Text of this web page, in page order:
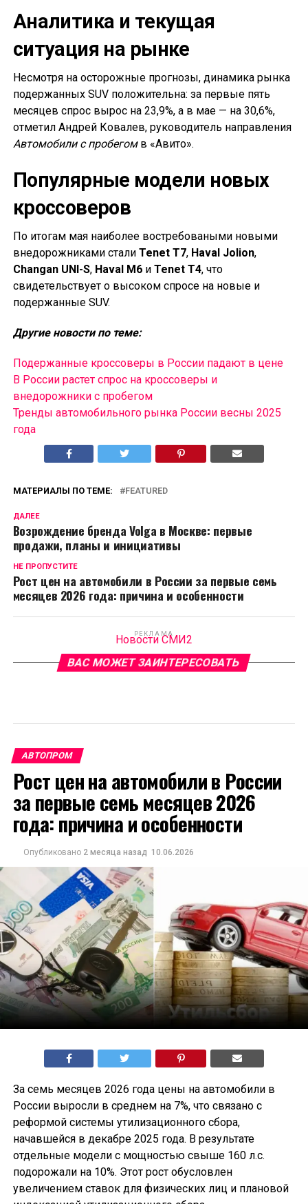
Аналитика и текущая
ситуация на рынке
Несмотря на осторожные прогнозы, динамика рынка
подержанных SUV положительна: за первые пять
месяцев спрос вырос на 23,9%, а в мае — на 30,6%,
отметил Андрей Ковалев, руководитель направления
Автомобили с пробегомв «Авито».
Популярные модели новых
кроссоверов
По итогам мая наиболее востребоваными новыми
внедорожниками стали Tenet T7, Haval Jolion,
Changan UNI-S, Haval M6и Tenet T4, что
свидетельствует о высоком спросе на новые и
подержанные SUV.
Другие новости по теме:
Подержанные кроссоверы в России падают в цене
В России растет спрос на кроссоверы и
внедорожники с пробегом
Тренды автомобильного рынка России весны 2025
года
МАТЕРИАЛЫ ПО ТЕМЕ: FEATURED
ДАЛЕЕ
Возрождение бренда Volga в Москве: первые
продажи, планы и инициативы
НЕ ПРОПУСТИТЕ
Рост цен на автомобили в России за первые семь
месяцев 2026 года: причина и особенности
РЕКЛАМА
Новости СМИ2
ВАС МОЖЕТ ЗАИНТЕРЕСОВАТЬ
АВТОПРОМ
Рост цен на автомобили в России
за первые семь месяцев 2026
года: причина и особенности
Опубликовано 2 месяца назад 10.06.2026
За семь месяцев 2026 года цены на автомобили в
России выросли в среднем на 7%, что связано с
реформой системы утилизационного сбора,
начавшейся в декабре 2025 года. В результате
отдельные модели с мощностью свыше 160 л.с.
подорожали на 10%. Этот рост обусловлен
увеличением ставок для физических лиц и плановой